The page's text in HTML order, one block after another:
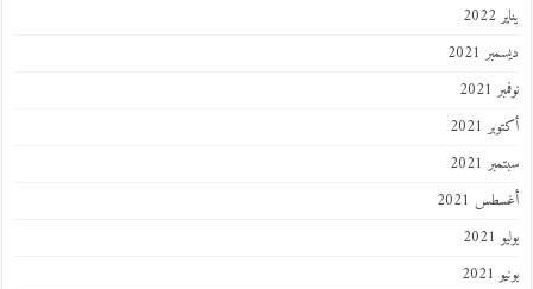
يناير 2022
ديسمبر 2021
نوفمبر 2021
أكتوبر 2021
سبتمبر 2021
أغسطس 2021
يوليو 2021
يونيو 2021